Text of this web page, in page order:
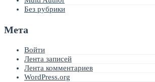
Без рубрики
Мета
Войти
Лента записей
Лента комментариев
WordPress.org